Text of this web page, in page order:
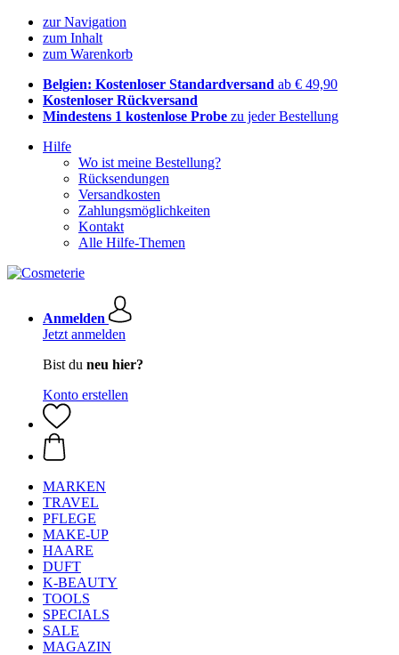
zur Navigation
zum Inhalt
zum Warenkorb
Belgien: Kostenloser Standardversand ab € 49,90
Kostenloser Rückversand
Mindestens 1 kostenlose Probe zu jeder Bestellung
Hilfe
Wo ist meine Bestellung?
Rücksendungen
Versandkosten
Zahlungsmöglichkeiten
Kontakt
Alle Hilfe-Themen
Anmelden
Jetzt anmelden
Bist du neu hier?
Konto erstellen
MARKEN
TRAVEL
PFLEGE
MAKE-UP
HAARE
DUFT
K-BEAUTY
TOOLS
SPECIALS
SALE
MAGAZIN